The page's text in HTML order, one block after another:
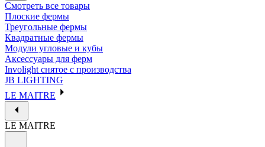
Смотреть все товары
Плоские фермы
Треугольные фермы
Квадратные фермы
Модули угловые и кубы
Аксессуары для ферм
Involight снятое с производства
JB LIGHTING
LE MAITRE
LE MAITRE